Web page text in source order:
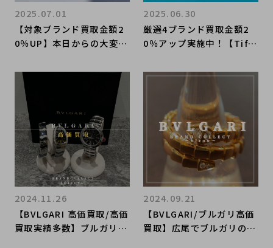
【対象ブランド買取金額2
0％UP】本日からの大変お
介！！
2025.07.01
厳選4ブランド買取金額2
0％アップ実施中！【Tiffa
を売るならブランドコレク
ト麻布十番店にお任せくだ
2025.06.30
【BVLGARI 高価買取/高価
買取実績多数】ブルガリの
2024.11.26
【BVLGARI/ブルガリ高価
買取】広尾でブルガリのリ
2024.09.21